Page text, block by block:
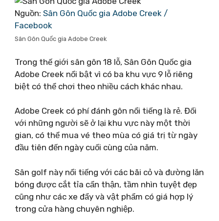
Nguồn: Sân Gôn Quốc gia Adobe Creek /
Facebook
Sân Gôn Quốc gia Adobe Creek
Trong thế giới sân gôn 18 lỗ, Sân Gôn Quốc gia
Adobe Creek nổi bật vì có ba khu vực 9 lỗ riêng
biệt có thể chơi theo nhiều cách khác nhau.
Adobe Creek có phí đánh gôn nổi tiếng là rẻ. Đối
với những người sẽ ở lại khu vực này một thời
gian, có thể mua vé theo mùa có giá trị từ ngày
đầu tiên đến ngày cuối cùng của năm.
Sân golf này nổi tiếng với các bãi cỏ và đường lăn
bóng được cắt tỉa cẩn thận, tầm nhìn tuyệt đẹp
cũng như các xe đẩy và vật phẩm có giá hợp lý
trong cửa hàng chuyên nghiệp.